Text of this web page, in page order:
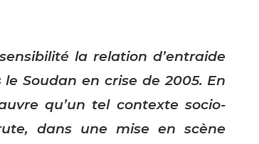
la relation d’entraide
Soudan en crise de 2005. En
qu’un tel contexte socio-
dans une mise en scène